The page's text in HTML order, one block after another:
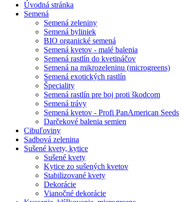
Úvodná stránka
Semená
Semená zeleniny
Semená byliniek
BIO organické semená
Semená kvetov - malé balenia
Semená rastlín do kvetináčov
Semená na mikrozeleninu (microgreens)
Semená exotických rastlín
Špeciality
Semená rastlín pre boj proti škodcom
Semená trávy
Semená kvetov - Profi PanAmerican Seeds
Darčekové balenia semien
Cibuľoviny
Sadbová zelenina
Sušené kvety, kytice
Sušené kvety
Kytice zo sušených kvetov
Stabilizované kvety
Dekorácie
Vianočné dekorácie